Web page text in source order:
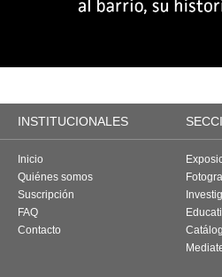
INSTITUCIONALES
Inicio
Quiénes somos
Suscripción
FAQ
Contacto